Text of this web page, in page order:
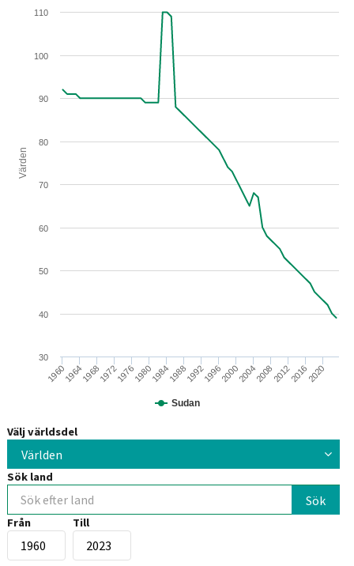
Värden
Sudan
1960196419681972197619801984198819921996200020042008201220162020
30
40
50
60
70
80
90
100
110
Välj världsdel
Världen
Sök land
Från Till